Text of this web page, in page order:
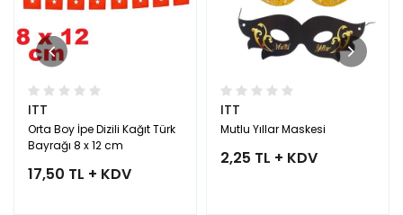
ITT
Orta Boy İpe Dizili Kağıt Türk
Bayrağı 8 x 12 cm
17,50 TL + KDV
ITT
Mutlu Yıllar Maskesi
2,25 TL + KDV